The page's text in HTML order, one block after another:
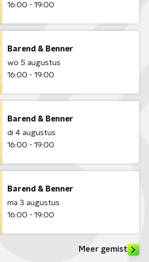
16:00 - 19:00
Barend & Benner
wo 5 augustus
16:00 - 19:00
Barend & Benner
di 4 augustus
16:00 - 19:00
Barend & Benner
ma 3 augustus
16:00 - 19:00
Meer gemist